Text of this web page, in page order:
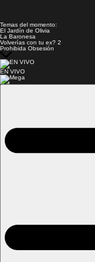
Temas del momento:
El Jardín de Olivia
La Baronesa
Volverías con tu ex? 2
Prohibida Obsesión
EN VIVO